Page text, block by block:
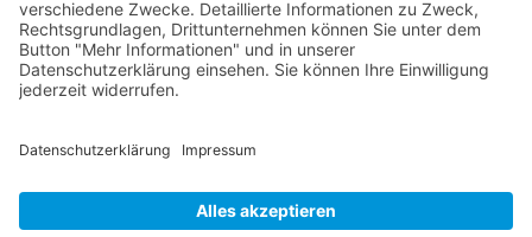
Seminare
Webinare
Referenten
Neuigkeiten
Newsletter